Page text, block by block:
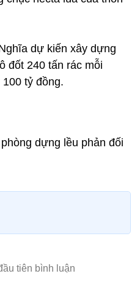
dự kiến xây dựng
đốt 240 tấn rác mỗi
tỷ đồng.
dựng lều phản đối